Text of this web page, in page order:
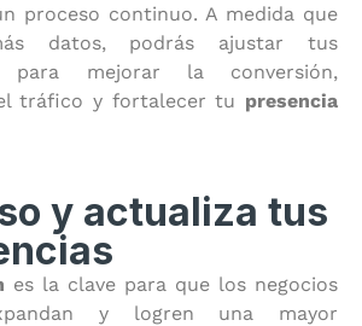
proceso continuo. A medida que
datos, podrás ajustar tus
para mejorar la conversión,
tráfico y fortalecer tu presencia
y actualiza tus
es la clave para que los negocios
y logren una mayor